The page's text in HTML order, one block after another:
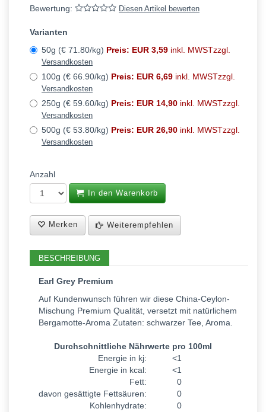
Bewertung: Diesen Artikel bewerten
Varianten
50g (€ 71.80/kg) Preis: EUR 3,59 inkl. MWSTzzgl.
Versandkosten
100g (€ 66.90/kg) Preis: EUR 6,69 inkl. MWSTzzgl.
Versandkosten
250g (€ 59.60/kg) Preis: EUR 14,90 inkl. MWSTzzgl.
Versandkosten
500g (€ 53.80/kg) Preis: EUR 26,90 inkl. MWSTzzgl.
Versandkosten
Anzahl
In den Warenkorb
Merken Weiterempfehlen
BESCHREIBUNG
Earl Grey Premium
Auf Kundenwunsch führen wir diese China-Ceylon-
Mischung Premium Qualität, versetzt mit natürlichem
Bergamotte-Aroma Zutaten: schwarzer Tee, Aroma.
Durchschnittliche Nährwerte pro 100ml
Energie in kj:
<1
Energie in kcal:
<1
Fett:
0
davon gesättigte Fettsäuren:
0
Kohlenhydrate:
0